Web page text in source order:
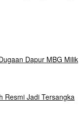
Dapur MBG Milik
Resmi Jadi Tersangka